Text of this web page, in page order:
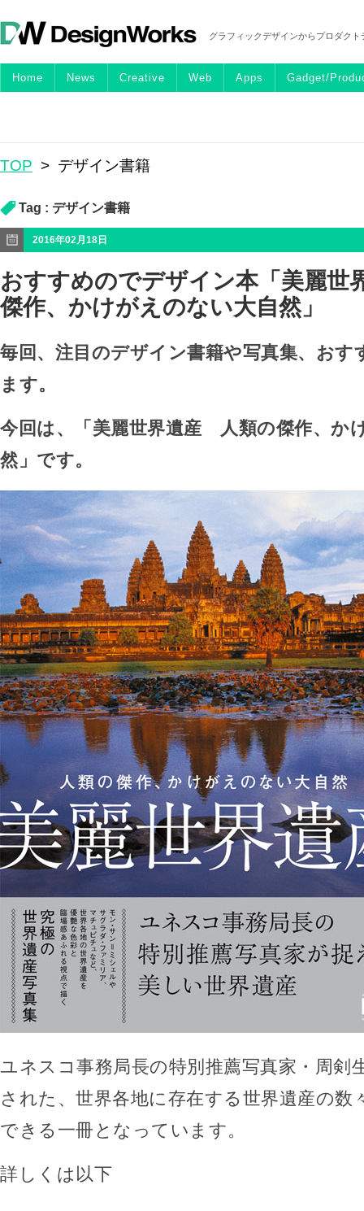
グラフィックデザインからプロダク
Home News Creative Web Apps Gadget/
TOP > デザイン書籍
Tag : デザイン書籍
2016年02月18日
おすすめのでデザイン本「美麗
傑作、かけがえのない大自然」
毎回、注目のデザイン書籍や写真集、おす
ます。
今回は、「美麗世界遺産 人類の傑作、か
然」です。
ユネスコ事務局長の特別推薦写真家・周剣
された、世界各地に存在する世界遺産の数
できる一冊となっています。
詳しくは以下